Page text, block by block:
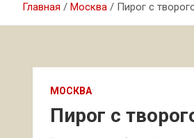
Главная Москва Пирог с
МОСКВА
Пирог с